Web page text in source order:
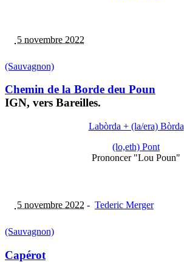
5 novembre 2022
(Sauvagnon)
Chemin de la Borde deu Poun
IGN, vers Bareilles.
Labòrda + (la/era) Bòrda
(lo,eth) Pont
Prononcer "Lou Poun"
5 novembre 2022 - Tederic Merger
(Sauvagnon)
Capérot